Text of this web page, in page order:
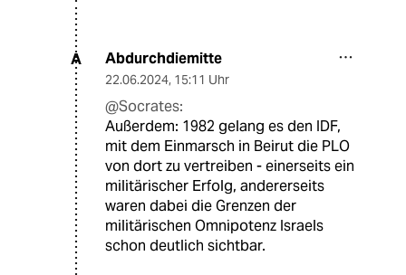
A Abdurchdiemitte
22.06.2024, 15:11 Uhr
@Socrates:
Außerdem: 1982 gelang es den IDF,
mit dem Einmarsch in Beirut die PLO
von dort zu vertreiben - einerseits ein
militärischer Erfolg, andererseits
waren dabei die Grenzen der
militärischen Omnipotenz Israels
schon deutlich sichtbar.